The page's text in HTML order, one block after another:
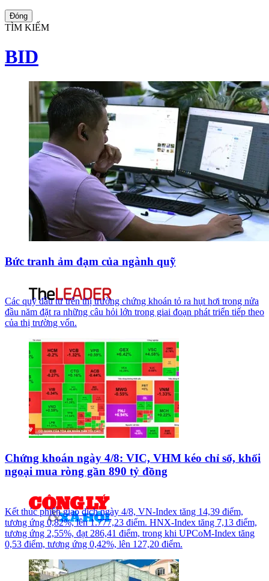
Đóng
TÌM KIẾM
BID
Bức tranh ảm đạm của ngành quỹ
Các quỹ đầu tư trên thị trường chứng khoán tỏ ra hụt hơi trong nửa
đầu năm đặt ra những câu hỏi lớn trong giai đoạn phát triển tiếp theo
của thị trường vốn.
Chứng khoán ngày 4/8: VIC, VHM kéo chỉ số, khối
ngoại mua ròng gần 890 tỷ đồng
Kết thúc phiên giao dịch ngày 4/8, VN-Index tăng 14,39 điểm,
tương ứng 0,82%, lên 1.777,23 điểm. HNX-Index tăng 7,13 điểm,
tương ứng 2,55%, đạt 286,41 điểm, trong khi UPCoM-Index tăng
0,53 điểm, tương ứng 0,42%, lên 127,20 điểm.